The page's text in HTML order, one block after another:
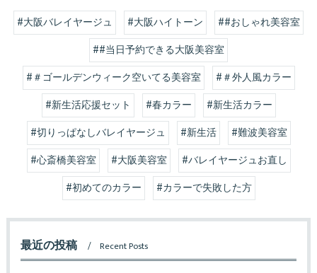
#大阪バレイヤージュ #大阪ハイトーン
##おしゃれ美容室
##当日予約できる大阪美容室
#＃ゴールデンウィーク空いてる美容室
#＃外人風カラー
#新生活応援セット
#春カラー
#新生活カラー
#切りっぱなしバレイヤージュ
#新生活
#難波美容室
#心斎橋美容室
#大阪美容室
#バレイヤージュお直し
#初めてのカラー
#カラーで失敗した方
最近の投稿 Recent Posts